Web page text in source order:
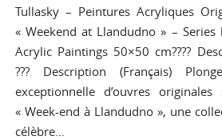
Tullasky – Peintures Acryliques
« Weekend at Llandudno » –
Acrylic Paintings 50×50 cm????
??? Description (Français)
exceptionnelle d’ouvres
« Week-end à Llandudno », une
célèbre…